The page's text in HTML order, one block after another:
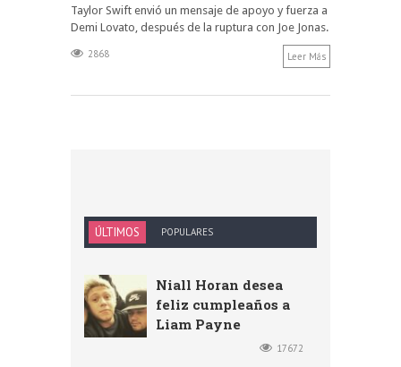
Taylor Swift envió un mensaje de apoyo y fuerza a
Demi Lovato, después de la ruptura con Joe Jonas.
2868 Leer Más
ÚLTIMOS POPULARES
Niall Horan desea
feliz cumpleaños a
Liam Payne
17672